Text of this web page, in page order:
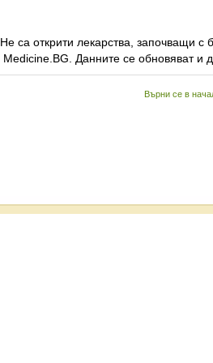
Не са открити лекарства, започващи с
Medicine.BG. Данните се обновяват и
Върни се в